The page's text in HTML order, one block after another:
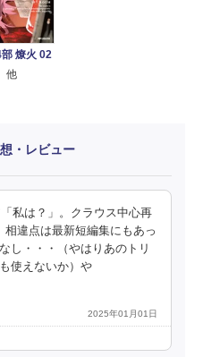
燎火 02
他
・レビュー
私は？」。クラウス中心再
違点は最新短編集にもあっ
し・・・（やはりあのトリ
使えないか）や
2025年01月01日